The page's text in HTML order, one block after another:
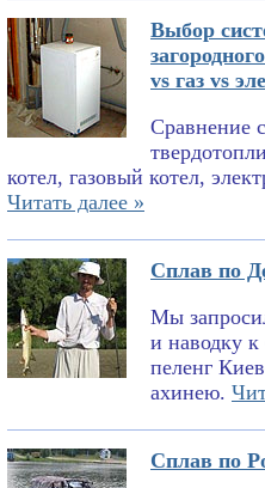
Выбор
vs газ vs
Сравнение
котел, газовый котел,
Читать далее »
Сплав по
Мы
и наводку
пеленг
ахинею.
Сплав по